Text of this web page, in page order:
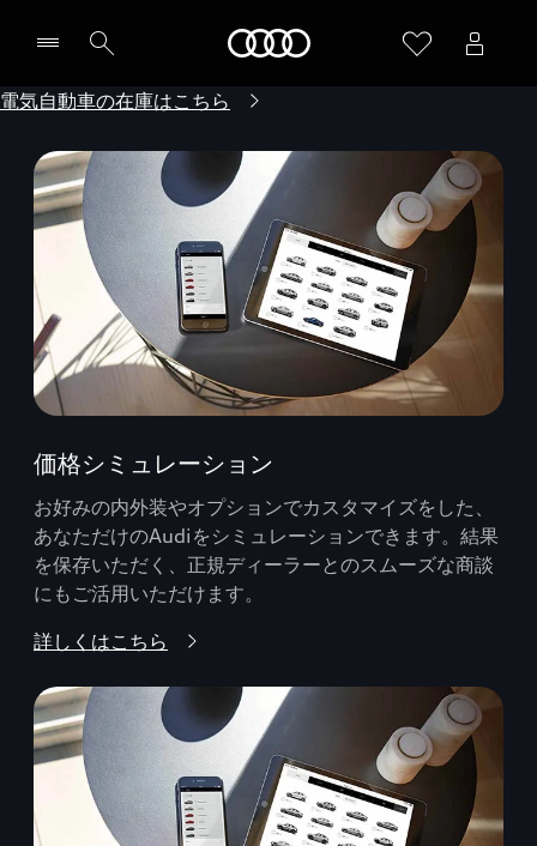
電気自動車の在庫はこちら
価格シミュレーション
お好みの内外装やオプションでカスタマイズをした、
あなただけのAudiをシミュレーションできます。結果
を保存いただく、正規ディーラーとのスムーズな商談
にもご活用いただけます。
詳しくはこちら